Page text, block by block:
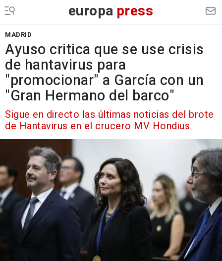
europa press
MADRID
Ayuso critica que se use crisis
de hantavirus para
"promocionar" a García con un
"Gran Hermano del barco"
Sigue en directo las últimas noticias del brote
de Hantavirus en el crucero MV Hondius